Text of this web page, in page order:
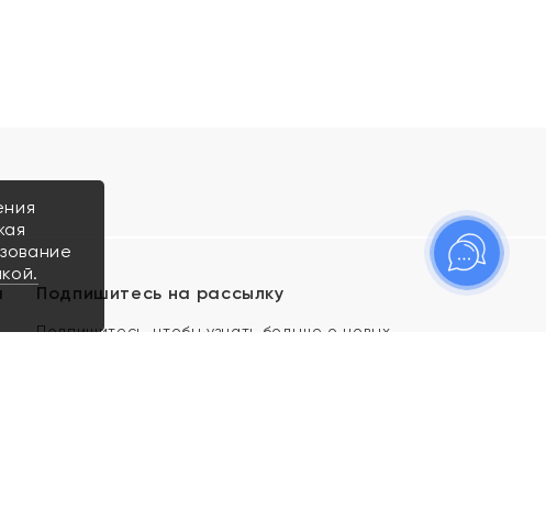
Подпишитесь на рассылку
Подпишитесь, чтобы узнать больше о новых